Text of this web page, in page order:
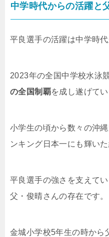
中学時代からの活躍と
平良選手の活躍は中学時
2023年の全国中学校水泳
の全国制覇を成し遂げてい
小学生の頃から数々の沖
ンキング日本一にも輝い
平良選手の強さを支えて
父・俊晴さんの存在です。
金城小学校5年生の時から